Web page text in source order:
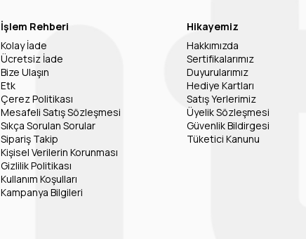
İşlem Rehberi
Kolay İade
Ücretsiz İade
Bize Ulaşın
Etk
Çerez Politikası
Mesafeli Satış Sözleşmesi
Sıkça Sorulan Sorular
Sipariş Takip
Kişisel Verilerin Korunması
Gizlilik Politikası
Kullanım Koşulları
Kampanya Bilgileri
Hikayemiz
Hakkımızda
Sertifikalarımız
Duyurularımız
Hediye Kartları
Satış Yerlerimiz
Üyelik Sözleşmesi
Güvenlik Bildirgesi
Tüketici Kanunu